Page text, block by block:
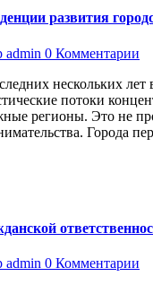
развития
admin 0 Комментарии
нескольких
потоки
регионы. Это не
Города
admin 0 Комментарии